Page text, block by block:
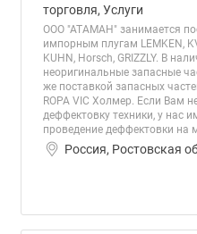
торговля, Услуги
ООО "АТАМАН" занимается
импорным плугам LEMKEN,
KUHN, Horsch, GRIZZLY. В
неоригинальные запасные
же поставкой запасных
ROPA VIC Холмер. Если Вам
деффектовку техники, у нас
проведение деффектовки на
Россия, Ростовская